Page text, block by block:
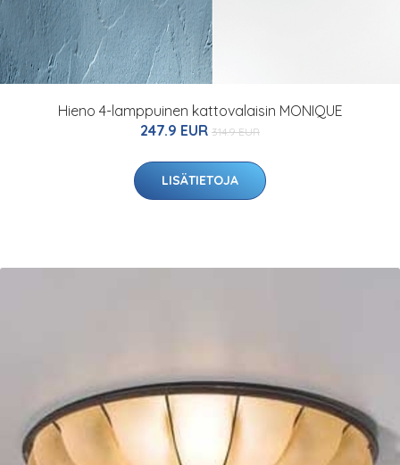
Hieno 4-lamppuinen kattovalaisin MONIQUE
247.9 EUR 314.9 EUR
LISÄTIETOJA